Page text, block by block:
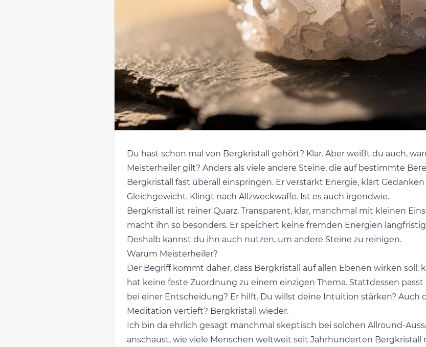
Du hast schon mal von Bergkristall gehört? Klar. Aber weißt du auch,
Meisterheiler gilt? Anders als viele andere Steine, die auf bestimmte
Bergkristall fast überall einspringen. Er verstärkt Energie, klärt
Gleichgewicht. Klingt nach Allzweckwaffe. Ist es auch irgendwie.
Bergkristall ist reiner Quarz. Transparent, klar, manchmal mit kleinen
macht ihn so besonders. Er speichert keine fremden Energien
Deshalb kannst du ihn auch nutzen, um andere Steine zu reinigen.
Warum Meisterheiler?
Der Begriff kommt daher, dass Bergkristall auf allen Ebenen wirken soll:
hat keine feste Zuordnung zu einem einzigen Thema. Stattdessen passt
bei einer Entscheidung? Er hilft. Du willst deine Intuition stärken? Auch
Meditation vertieft? Bergkristall wieder.
Ich bin da ehrlich gesagt manchmal skeptisch bei solchen Allround-
anschaust, wie viele Menschen weltweit seit Jahrhunderten Bergkristall